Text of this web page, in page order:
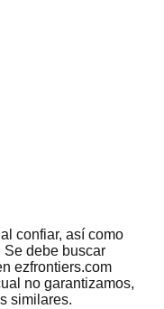
confiar, así como
Se debe buscar
ezfrontiers.com
no garantizamos,
similares.